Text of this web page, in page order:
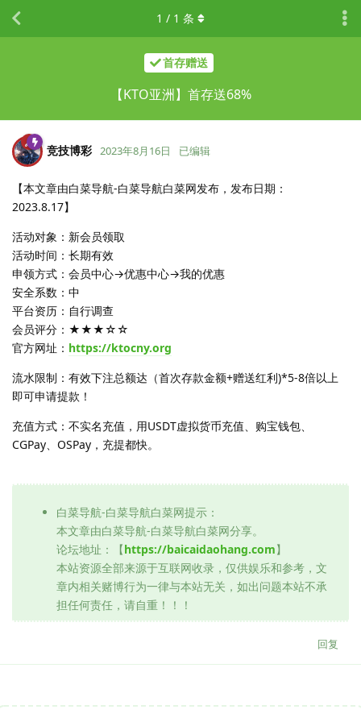
首存赠送
【KTO亚洲】首存送68%
1 / 1 条
竞技博彩 2023年8月16日 已编辑
【本文章由白菜导航-白菜导航白菜网发布，发布日期：
2023.8.17】
活动对象：新会员领取
活动时间：长期有效
申领方式：会员中心→优惠中心→我的优惠
安全系数：中
平台资历：自行调查
会员评分：★★★☆☆
官方网址： https://ktocny.org
流水限制：有效下注总额达（首次存款金额+赠送红利)*5-8倍以上
即可申请提款！
充值方式：不实名充值，用USDT虚拟货币充值、购宝钱包、
CGPay、OSPay，充提都快。
白菜导航-白菜导航白菜网提示：
本文章由白菜导航-白菜导航白菜网分享。
论坛地址：【https://baicaidaohang.com】
本站资源全部来源于互联网收录，仅供娱乐和参考，文
章内相关赌博行为一律与本站无关，如出问题本站不承
担任何责任，请自重！！！
回复